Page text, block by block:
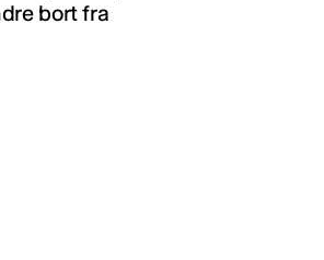
bort fra